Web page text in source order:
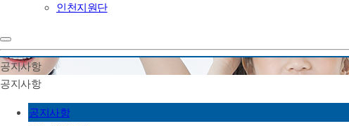
인천지원단
공지사항
공지사항
공지사항